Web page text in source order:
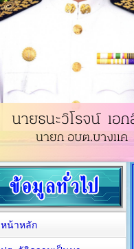
หน้าหลัก